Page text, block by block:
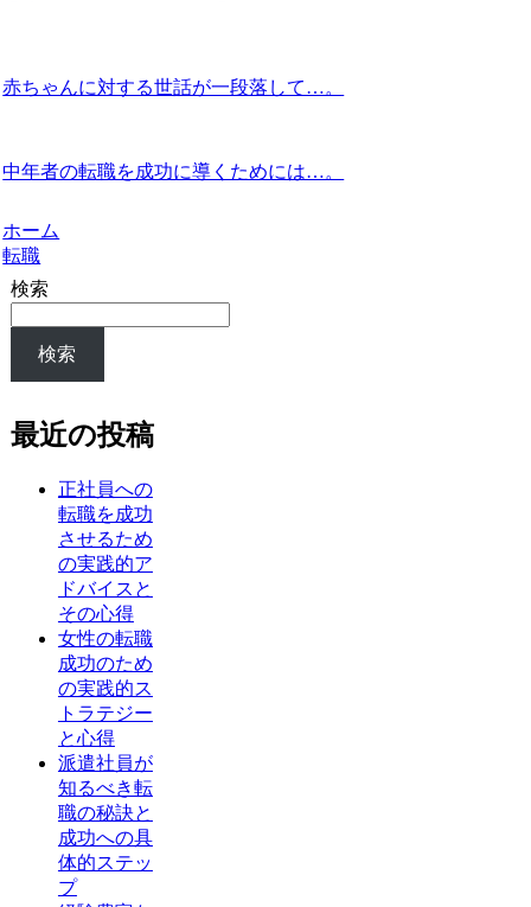
赤ちゃんに対する世話が一段落して…。
中年者の転職を成功に導くためには…。
ホーム
転職
検索
検索
最近の投稿
正社員への
転職を成功
させるため
の実践的ア
ドバイスと
その心得
女性の転職
成功のため
の実践的ス
トラテジー
と心得
派遣社員が
知るべき転
職の秘訣と
成功への具
体的ステッ
プ